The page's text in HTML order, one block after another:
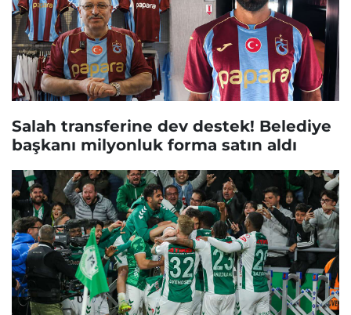
Salah transferine dev destek! Belediye
başkanı milyonluk forma satın aldı